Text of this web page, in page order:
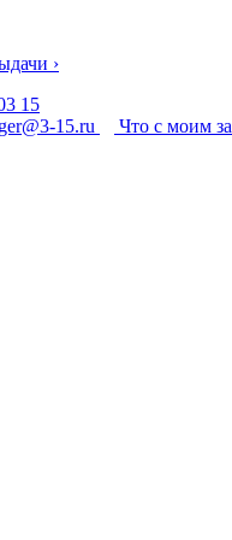
›
15
15.ru
Что с моим